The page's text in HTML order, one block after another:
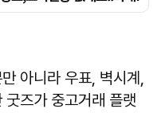
아니라 우표, 벽시계,
즈가 중고거래 플랫